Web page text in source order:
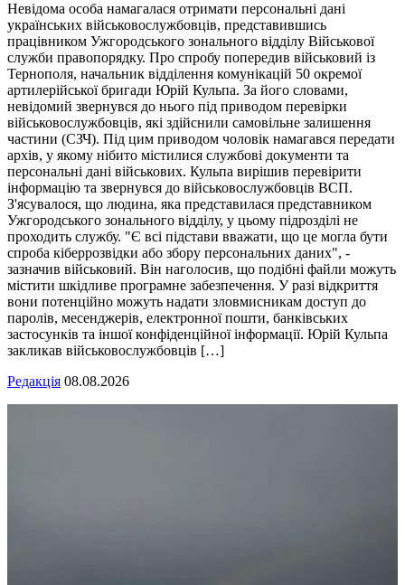
Невідома особа намагалася отримати персональні дані
українських військовослужбовців, представившись
працівником Ужгородського зонального відділу Військової
служби правопорядку. Про спробу попередив військовий із
Тернополя, начальник відділення комунікацій 50 окремої
артилерійської бригади Юрій Кульпа. За його словами,
невідомий звернувся до нього під приводом перевірки
військовослужбовців, які здійснили самовільне залишення
частини (СЗЧ). Під цим приводом чоловік намагався передати
архів, у якому нібито містилися службові документи та
персональні дані військових. Кульпа вирішив перевірити
інформацію та звернувся до військовослужбовців ВСП.
З'ясувалося, що людина, яка представилася представником
Ужгородського зонального відділу, у цьому підрозділі не
проходить службу. "Є всі підстави вважати, що це могла бути
спроба кіберрозвідки або збору персональних даних", -
зазначив військовий. Він наголосив, що подібні файли можуть
містити шкідливе програмне забезпечення. У разі відкриття
вони потенційно можуть надати зловмисникам доступ до
паролів, месенджерів, електронної пошти, банківських
застосунків та іншої конфіденційної інформації. Юрій Кульпа
закликав військовослужбовців […]
Редакція 08.08.2026